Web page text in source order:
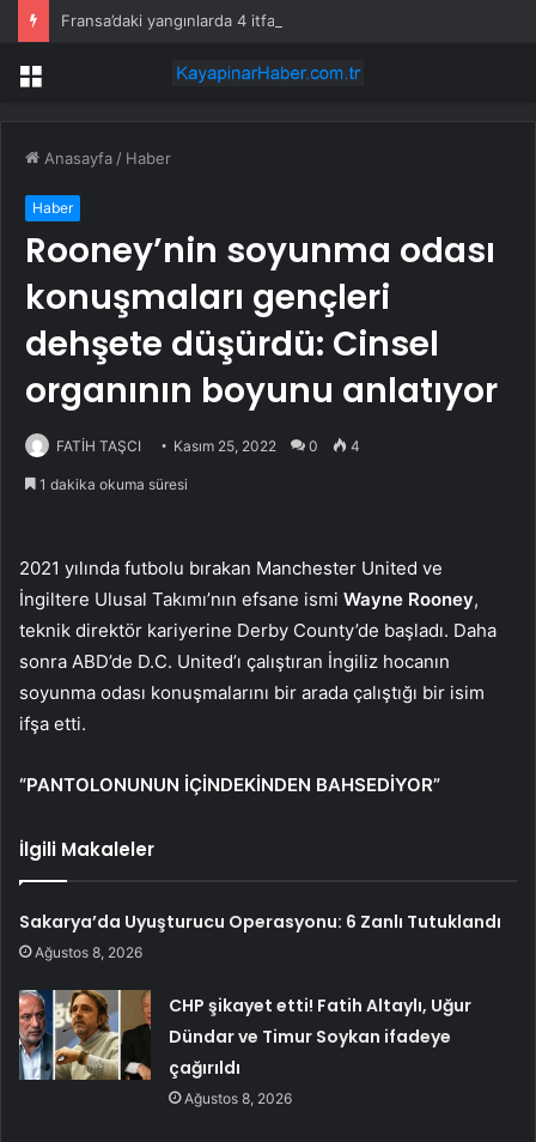
Fransa’daki yangınlarda 4 itfaiye eri hayatını kaybetti
Menü
Anasayfa / Haber
Haber
Rooney’nin soyunma odası
konuşmaları gençleri
dehşete düşürdü: Cinsel
organının boyunu anlatıyor
FATİH TAŞCI Kasım 25, 2022 0 4
1 dakika okuma süresi
2021 yılında futbolu bırakan Manchester United ve
İngiltere Ulusal Takımı’nın efsane ismi Wayne Rooney,
teknik direktör kariyerine Derby County’de başladı. Daha
sonra ABD’de D.C. United’ı çalıştıran İngiliz hocanın
soyunma odası konuşmalarını bir arada çalıştığı bir isim
ifşa etti.
“PANTOLONUNUN İÇİNDEKİNDEN BAHSEDİYOR”
İlgili Makaleler
Sakarya’da Uyuşturucu Operasyonu: 6 Zanlı Tutuklandı
Ağustos 8, 2026
CHP şikayet etti! Fatih Altaylı, Uğur
Dündar ve Timur Soykan ifadeye
çağırıldı
Ağustos 8, 2026